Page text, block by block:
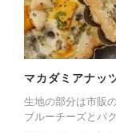
マカダミアナッ
生地の部分は市販
ブルーチーズとパ